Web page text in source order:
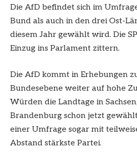
Die AfD befindet sich im
Bund als auch in den drei Ost-
diesem Jahr gewählt wird. Die
Einzug ins Parlament zittern.
Die AfD kommt in Erhebungen
Bundesebene weiter auf hohe
Würden die Landtage in
Brandenburg schon jetzt
einer Umfrage sogar mit
Abstand stärkste Partei.